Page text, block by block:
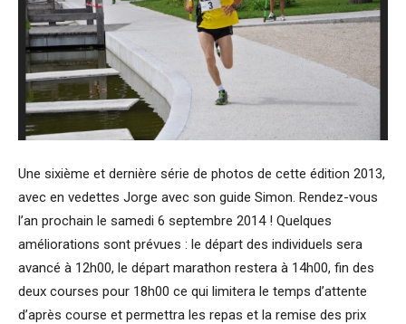
Une sixième et dernière série de photos de cette édition 2013,
avec en vedettes Jorge avec son guide Simon. Rendez-vous
l’an prochain le samedi 6 septembre 2014 ! Quelques
améliorations sont prévues : le départ des individuels sera
avancé à 12h00, le départ marathon restera à 14h00, fin des
deux courses pour 18h00 ce qui limitera le temps d’attente
d’après course et permettra les repas et la remise des prix